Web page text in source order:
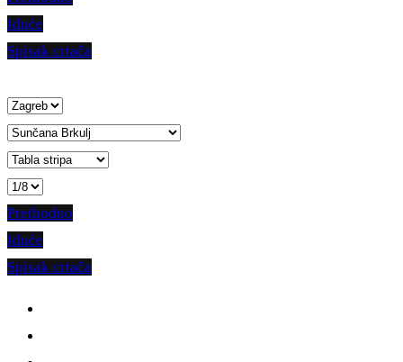
Iduće
Spisak crtača
Prethodno
Iduće
Spisak crtača